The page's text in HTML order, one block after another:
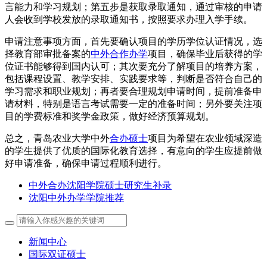
言能力和学习规划；第五步是获取录取通知，通过审核的申请
人会收到学校发放的录取通知书，按照要求办理入学手续。
申请注意事项方面，首先要确认项目的学历学位认证情况，选
择教育部审批备案的中外合作办学项目，确保毕业后获得的学
位证书能够得到国内认可；其次要充分了解项目的培养方案，
包括课程设置、教学安排、实践要求等，判断是否符合自己的
学习需求和职业规划；再者要合理规划申请时间，提前准备申
请材料，特别是语言考试需要一定的准备时间；另外要关注项
目的学费标准和奖学金政策，做好经济预算规划。
总之，青岛农业大学中外合办硕士项目为希望在农业领域深造
的学生提供了优质的国际化教育选择，有意向的学生应提前做
好申请准备，确保申请过程顺利进行。
中外合办沈阳学院硕士研究生补录
沈阳中外办学学院推荐
新闻中心
国际双证硕士